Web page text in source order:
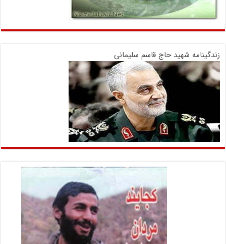
زندگینامه شهید حاج قاسم سلیمانی